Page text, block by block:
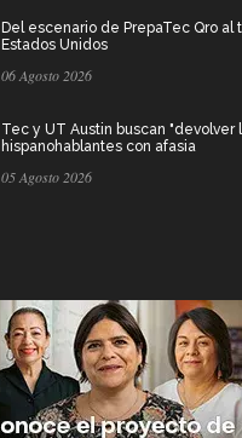
Del escenario de PrepaTec Qro al
Estados Unidos
06 Agosto 2026
Tec y UT Austin buscan "devolver
hispanohablantes con afasia
05 Agosto 2026